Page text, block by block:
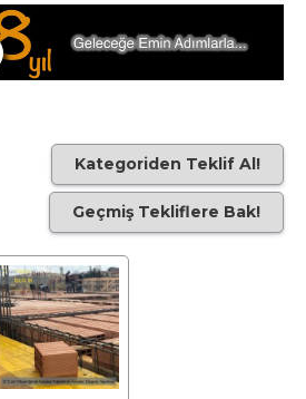
Kategoriden Teklif Al!
Geçmiş Tekliflere Bak!